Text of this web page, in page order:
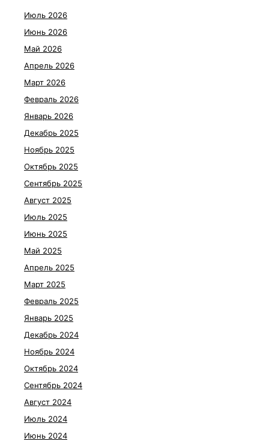
Июль 2026
Июнь 2026
Май 2026
Апрель 2026
Март 2026
Февраль 2026
Январь 2026
Декабрь 2025
Ноябрь 2025
Октябрь 2025
Сентябрь 2025
Август 2025
Июль 2025
Июнь 2025
Май 2025
Апрель 2025
Март 2025
Февраль 2025
Январь 2025
Декабрь 2024
Ноябрь 2024
Октябрь 2024
Сентябрь 2024
Август 2024
Июль 2024
Июнь 2024